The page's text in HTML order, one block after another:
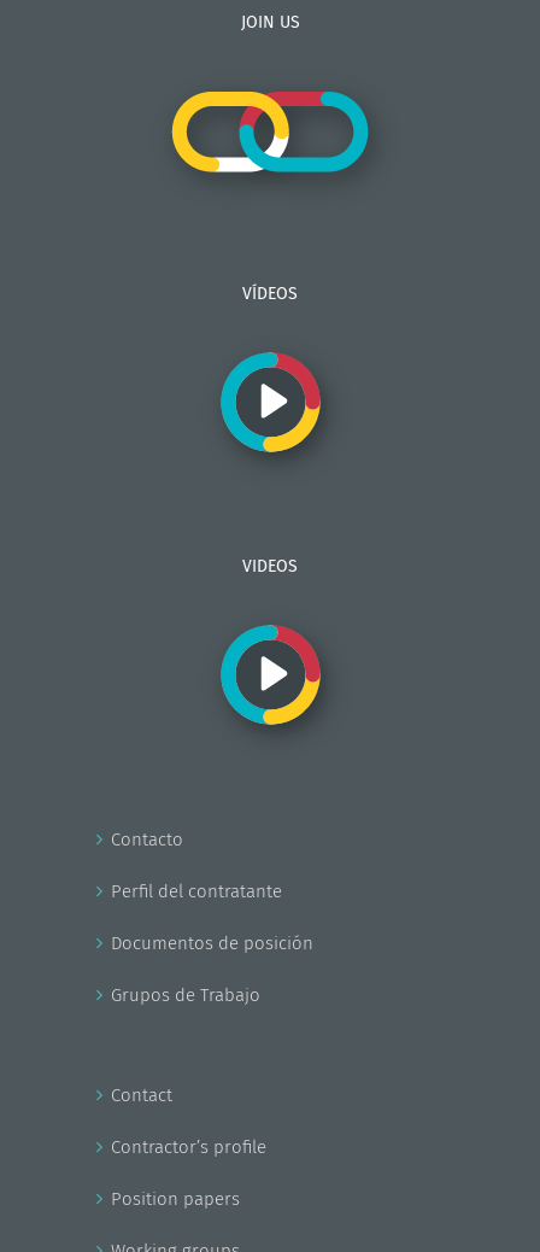
JOIN US
VÍDEOS
VIDEOS
Contacto
Perfil del contratante
Documentos de posición
Grupos de Trabajo
Contact
Contractor’s profile
Position papers